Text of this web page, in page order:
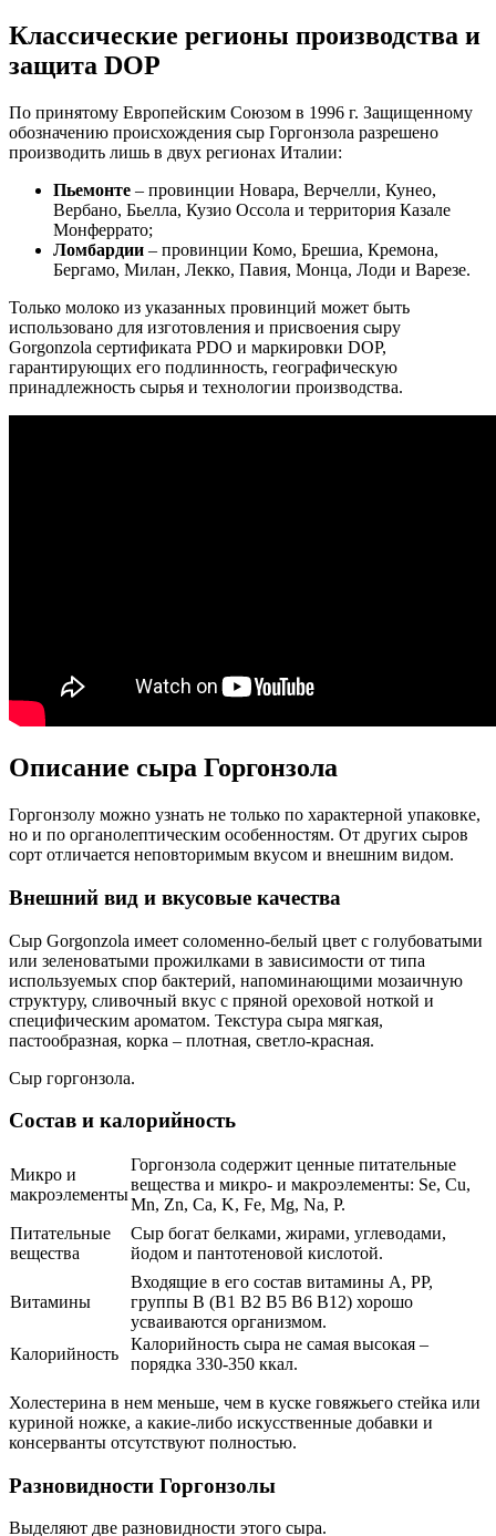
Классические регионы производства и
защита DOP
По принятому Европейским Союзом в 1996 г. Защищенному
обозначению происхождения сыр Горгонзола разрешено
производить лишь в двух регионах Италии:
Пьемонте – провинции Новара, Верчелли, Кунео,
Вербано, Бьелла, Кузио Оссола и территория Казале
Монферрато;
Ломбардии – провинции Комо, Брешиа, Кремона,
Бергамо, Милан, Лекко, Павия, Монца, Лоди и Варезе.
Только молоко из указанных провинций может быть
использовано для изготовления и присвоения сыру
Gorgonzola сертификата PDO и маркировки DOP,
гарантирующих его подлинность, географическую
принадлежность сырья и технологии производства.
Описание сыра Горгонзола
Горгонзолу можно узнать не только по характерной упаковке,
но и по органолептическим особенностям. От других сыров
сорт отличается неповторимым вкусом и внешним видом.
Внешний вид и вкусовые качества
Сыр Gorgonzola имеет соломенно-белый цвет с голубоватыми
или зеленоватыми прожилками в зависимости от типа
используемых спор бактерий, напоминающими мозаичную
структуру, сливочный вкус с пряной ореховой ноткой и
специфическим ароматом. Текстура сыра мягкая,
пастообразная, корка – плотная, светло-красная.
Сыр горгонзола.
Состав и калорийность
Микро и
макроэлементы
Горгонзола содержит ценные питательные
вещества и микро- и макроэлементы: Se, Cu,
Mn, Zn, Ca, K, Fe, Mg, Na, P.
Питательные
вещества
Сыр богат белками, жирами, углеводами,
йодом и пантотеновой кислотой.
Витамины
Входящие в его состав витамины A, PP,
группы B (B1 B2 B5 B6 B12) хорошо
усваиваются организмом.
Калорийность
Калорийность сыра не самая высокая –
порядка 330-350 ккал.
Холестерина в нем меньше, чем в куске говяжьего стейка или
куриной ножке, а какие-либо искусственные добавки и
консерванты отсутствуют полностью.
Разновидности Горгонзолы
Выделяют две разновидности этого сырa.